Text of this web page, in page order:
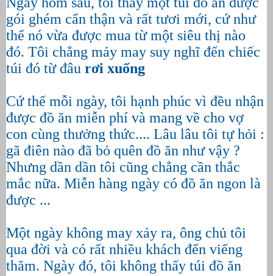
gói ghém cẩn thận và rất tươi mới, cứ như
thể nó vừa được mua từ một siêu thị nào
đó. Tôi chẳng mảy may suy nghĩ đến chiếc
túi đó từ đâu rơi xuống
Cứ thế mỗi ngày, tôi hạnh phúc vì đều nhận
được đồ ăn miễn phí và mang về cho vợ
con cùng thưởng thức.... Lâu lâu tôi tự hỏi :
gã điên nào đã bỏ quên đồ ăn như vậy ?
Nhưng dần dần tôi cũng chẳng cần thắc
mắc nữa. Miễn hàng ngày có đồ ăn ngon là
được ...
Một ngày không may xảy ra, ông chủ tôi
qua đời và có rất nhiều khách đến viếng
thăm. Ngày đó, tôi không thấy túi đồ ăn